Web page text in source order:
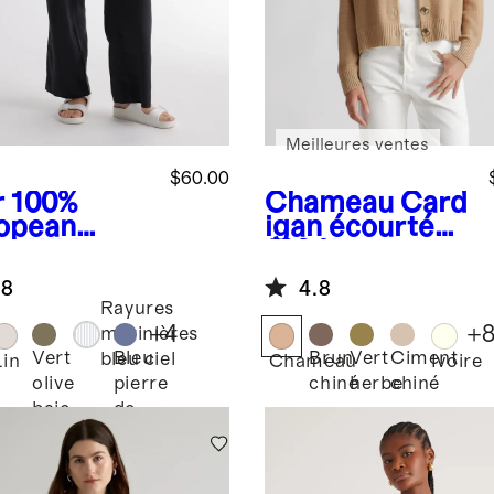
100%
$60.00
Vert
olive
baie
Rayures
marinières
bleu ciel
Bleu
pierre
de
lune
+4
Chameau Card
igan écourté
biologique
Meilleures ventes
4.8
Chameau
Brun
chiné
Vert
herbe
Ciment
chiné
Ivoire
+